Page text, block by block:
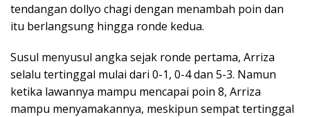
tendangan dollyo chagi dengan menambah poin dan
itu berlangsung hingga ronde kedua.
Susul menyusul angka sejak ronde pertama, Arriza
selalu tertinggal mulai dari 0-1, 0-4 dan 5-3. Namun
ketika lawannya mampu mencapai poin 8, Arriza
mampu menyamakannya, meskipun sempat tertinggal